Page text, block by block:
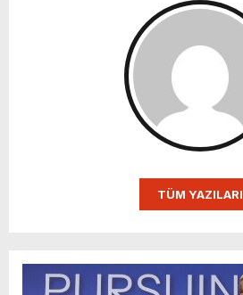
TÜM YAZILARI